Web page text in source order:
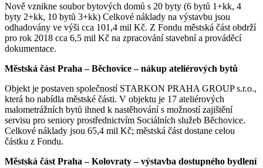
Nově vznikne soubor bytových domů s 20 byty (6 bytů 1+kk, 4
byty 2+kk, 10 bytů 3+kk) Celkové náklady na výstavbu jsou
odhadovány ve výši cca 101,4 mil Kč. Z Fondu městská část obdrží
pro rok 2018 cca 6,5 mil Kč na zpracování stavební a prováděcí
dokumentace.
Městská část Praha – Běchovice – nákup ateliérových bytů
Objekt je postaven společností STARKON PRAHA GROUP s.r.o.,
která ho nabídla městské části. V objektu je 17 ateliérových
malometrážních bytů ihned k nastěhování s možností zajištění
servisu pro seniory prostřednictvím Sociálních služeb Běchovice.
Celkové náklady jsou 65,4 mil Kč; městská část dostane celou
částku z Fondu.
Městská část Praha – Kolovraty – výstavba dostupného bydlení